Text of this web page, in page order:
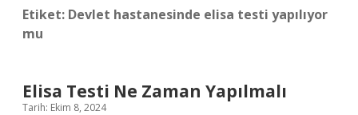
Etiket: Devlet hastanesinde elisa testi yapılıyor
mu
Elisa Testi Ne Zaman Yapılmalı
Tarih: Ekim 8, 2024